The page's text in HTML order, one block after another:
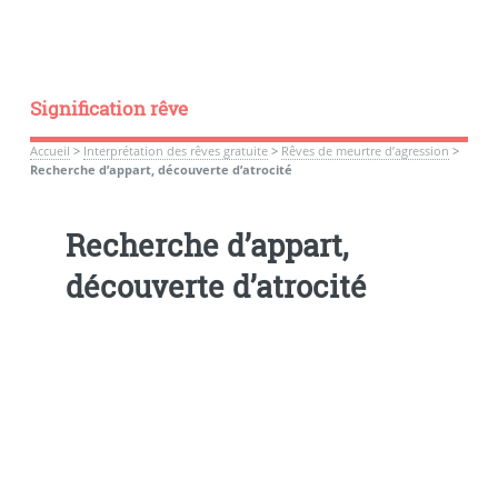
Signification rêve
Accueil > Interprétation des rêves gratuite> Rêves de meurtre d’agression >
Recherche d’appart, découverte d’atrocité
Recherche d’appart,
découverte d’atrocité